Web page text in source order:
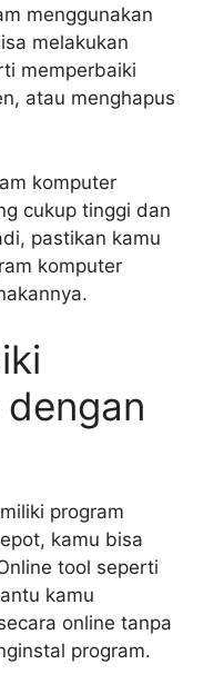
menggunakan
melakukan
memperbaiki
atau menghapus
komputer
cukup tinggi dan
pastikan kamu
komputer
program
kamu bisa
tool seperti
kamu
online tanpa
program.